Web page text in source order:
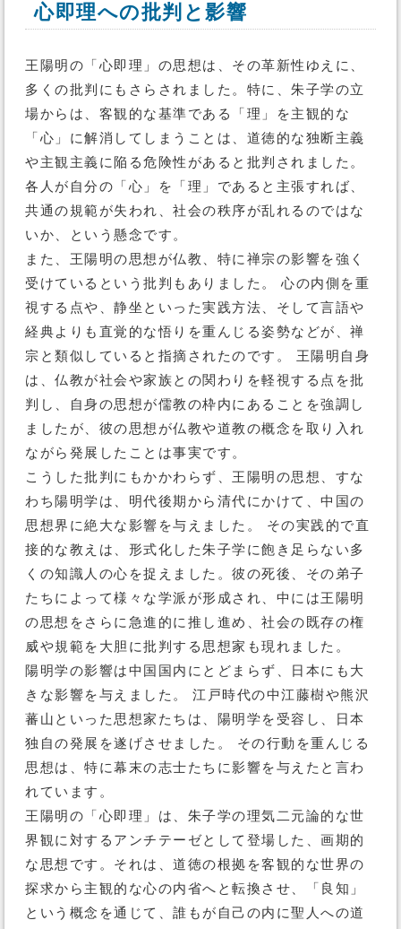
心即理への批判と影響
王陽明の「心即理」の思想は、その革新性ゆえに、
多くの批判にもさらされました。特に、朱子学の立
場からは、客観的な基準である「理」を主観的な
「心」に解消してしまうことは、道徳的な独断主義
や主観主義に陥る危険性があると批判されました。
各人が自分の「心」を「理」であると主張すれば、
共通の規範が失われ、社会の秩序が乱れるのではな
いか、という懸念です。
また、王陽明の思想が仏教、特に禅宗の影響を強く
受けているという批判もありました。 心の内側を重
視する点や、静坐といった実践方法、そして言語や
経典よりも直覚的な悟りを重んじる姿勢などが、禅
宗と類似していると指摘されたのです。 王陽明自身
は、仏教が社会や家族との関わりを軽視する点を批
判し、自身の思想が儒教の枠内にあることを強調し
ましたが、彼の思想が仏教や道教の概念を取り入れ
ながら発展したことは事実です。
こうした批判にもかかわらず、王陽明の思想、すな
わち陽明学は、明代後期から清代にかけて、中国の
思想界に絶大な影響を与えました。 その実践的で直
接的な教えは、形式化した朱子学に飽き足らない多
くの知識人の心を捉えました。彼の死後、その弟子
たちによって様々な学派が形成され、中には王陽明
の思想をさらに急進的に推し進め、社会の既存の権
威や規範を大胆に批判する思想家も現れました。
陽明学の影響は中国国内にとどまらず、日本にも大
きな影響を与えました。 江戸時代の中江藤樹や熊沢
蕃山といった思想家たちは、陽明学を受容し、日本
独自の発展を遂げさせました。 その行動を重んじる
思想は、特に幕末の志士たちに影響を与えたと言わ
れています。
王陽明の「心即理」は、朱子学の理気二元論的な世
界観に対するアンチテーゼとして登場した、画期的
な思想です。それは、道徳の根拠を客観的な世界の
探求から主観的な心の内省へと転換させ、「良知」
という概念を通じて、誰もが自己の内に聖人への道